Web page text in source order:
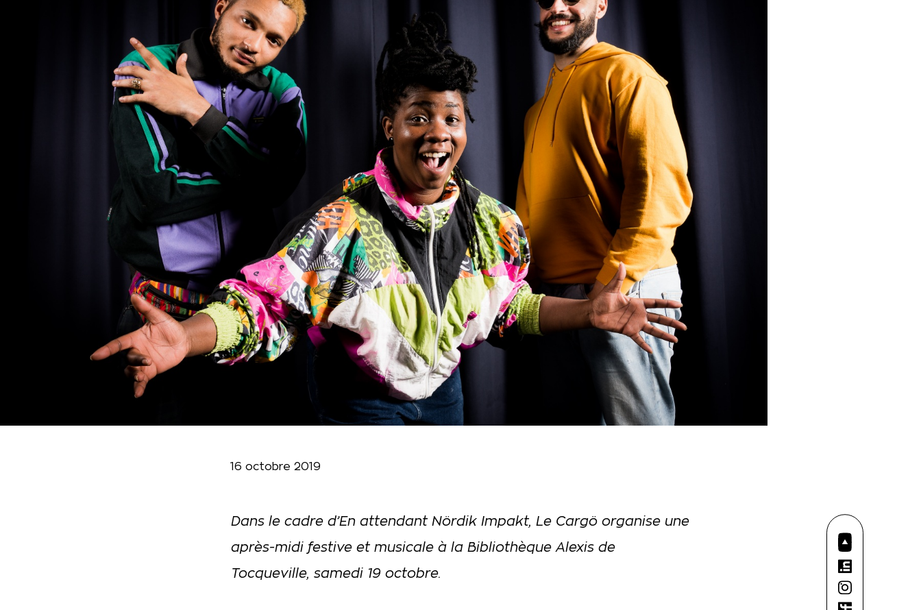
16 octobre 2019
Dans le cadre d’En attendant Nördik Impakt, Le Cargö organise une
après-midi festive et musicale à la Bibliothèque Alexis de
Tocqueville, samedi 19 octobre.